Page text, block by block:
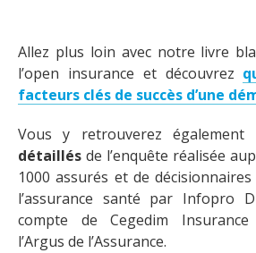
Allez plus loin avec notre livre
l’open insurance et découvrez
facteurs clés de succès d’une
Vous y retrouverez également
détaillés de l’enquête réalisée
1000 assurés et de
l’assurance santé par Infopro
compte de Cegedim
l’Argus de l’Assurance.